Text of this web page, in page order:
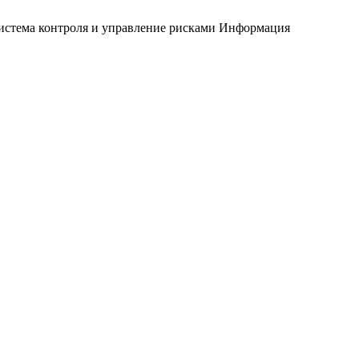
контроля и управление рисками Информация